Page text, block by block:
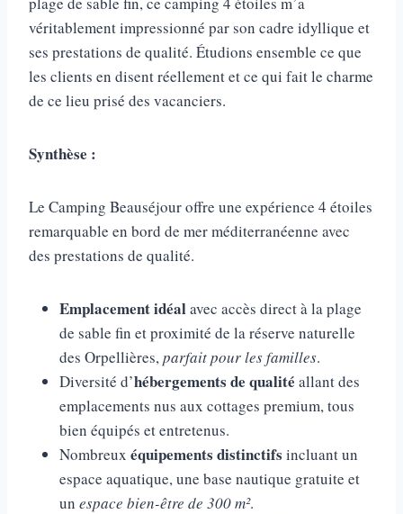
véritablement impressionné par son cadre idyllique et
ses prestations de qualité. Étudions ensemble ce que
les clients en disent réellement et ce qui fait le charme
de ce lieu prisé des vacanciers.
Synthèse :
Le Camping Beauséjour offre une expérience 4 étoiles
remarquable en bord de mer méditerranéenne avec
des prestations de qualité.
Emplacement idéalavec accès direct à la plage
de sable fin et proximité de la réserve naturelle
des Orpellières, parfait pour les familles.
Diversité d’hébergements de qualité allant des
emplacements nus aux cottages premium, tous
bien équipés et entretenus.
Nombreux équipements distinctifs incluant un
espace aquatique, une base nautique gratuite et
un espace bien-être de 300 m².